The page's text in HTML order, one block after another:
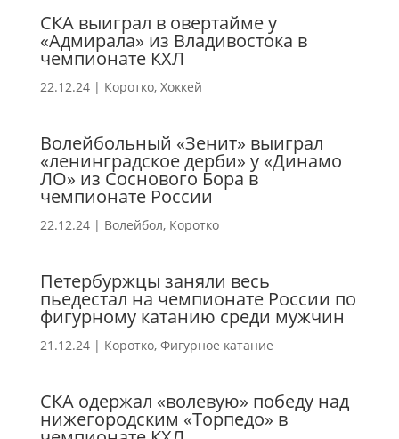
СКА выиграл в овертайме у
«Адмирала» из Владивостока в
чемпионате КХЛ
22.12.24| Коротко, Хоккей
Волейбольный «Зенит» выиграл
«ленинградское дерби» у «Динамо
ЛО» из Соснового Бора в
чемпионате России
22.12.24| Волейбол, Коротко
Петербуржцы заняли весь
пьедестал на чемпионате России по
фигурному катанию среди мужчин
21.12.24| Коротко, Фигурное катание
СКА одержал «волевую» победу над
нижегородским «Торпедо» в